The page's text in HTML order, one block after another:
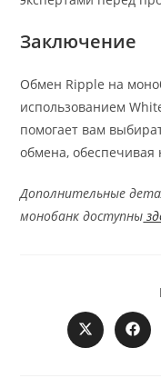
Заключение
Обмен Ripple на
использованием
помогает вам
обмена,
Дополнительные
монобанк доступны
в в